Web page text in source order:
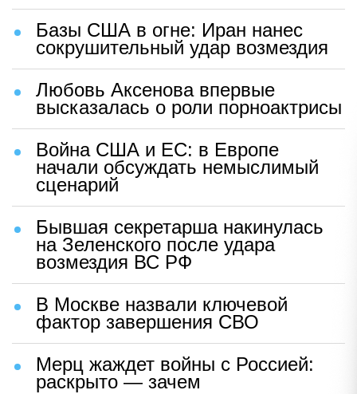
Базы США в огне: Иран нанес
сокрушительный удар возмездия
Любовь Аксенова впервые
высказалась о роли порноактрисы
Война США и ЕС: в Европе
начали обсуждать немыслимый
сценарий
Бывшая секретарша накинулась
на Зеленского после удара
возмездия ВС РФ
В Москве назвали ключевой
фактор завершения СВО
Мерц жаждет войны с Россией:
раскрыто — зачем